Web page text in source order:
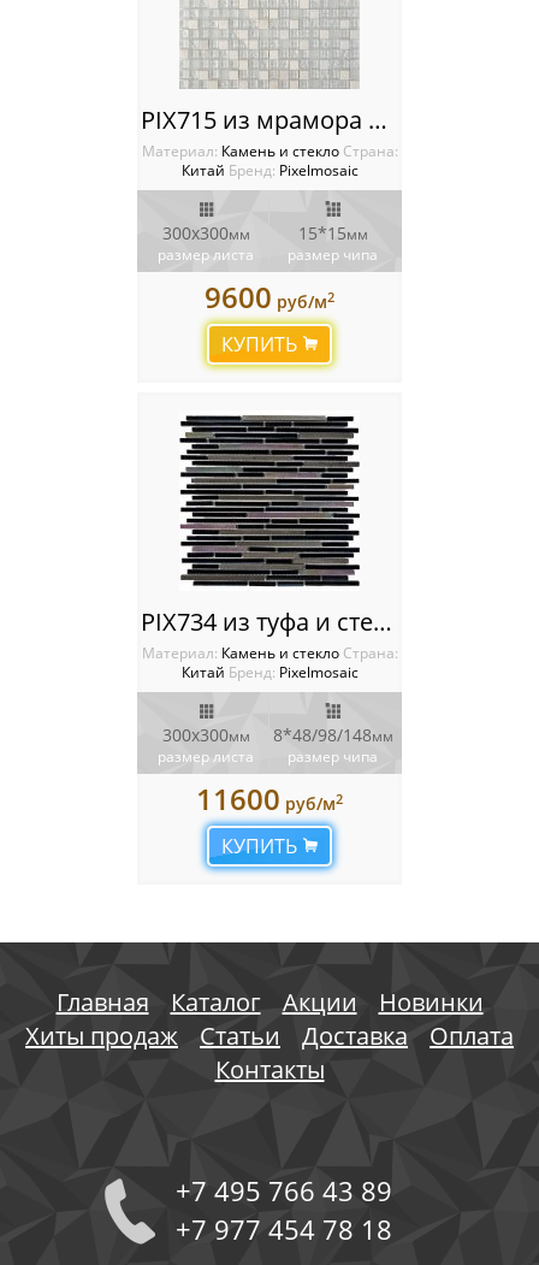
PIX715 из мрамора и стекла, чип 15x15 мм, сетка 300х300x8 мм
Материал: Камень и стекло Cтрана:
Китай Бренд: Pixelmosaic
300х300мм
размер листа
15*15мм
размер чипа
9600 руб/м2
КУПИТЬ
PIX734 из туфа и стекла, чипы 8x48/98/148 мм, сетка 300х300x8 мм
Материал: Камень и стекло Cтрана:
Китай Бренд: Pixelmosaic
300х300мм
размер листа
8*48/98/148мм
размер чипа
11600 руб/м2
КУПИТЬ
Главная Каталог Акции
Новинки
Хиты продаж
Статьи Доставка
Оплата
Контакты
+7 495 766 43 89
+7 977 454 78 18